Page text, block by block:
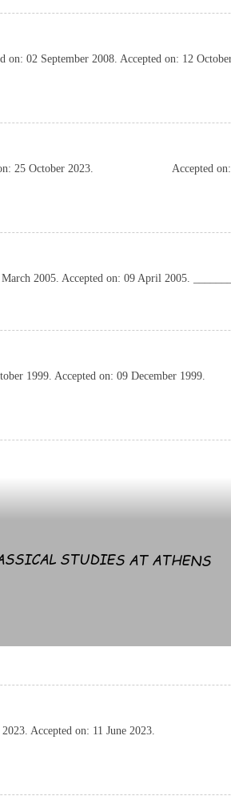
on: 02 September 2008.Accepted on: 12
25 October 2023. Accepted
March 2005.Accepted on: 09 April 2005.
1999.Accepted on: 09 December 1999.
2023.Accepted on: 11 June 2023.